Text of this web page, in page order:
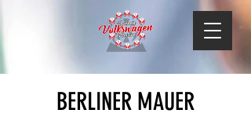
BERLINER MAUER